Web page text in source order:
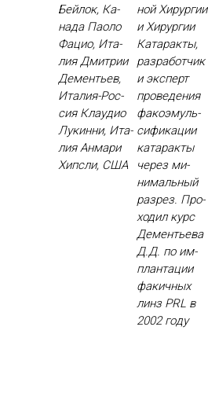
Бей­лок, Ка­
нада Па­оло
Фа­цио, Ита­
лия Дмит­рии
Де­менть­ев,
Ита­лия-Рос­
сия Кла­удио
Лу­кин­ни, Ита­
лия Ан­ма­ри
Хип­сли, США
ной Хи­рур­гии
и Хи­рур­гии
Ка­тарак­ты,
раз­ра­бот­чик
и эк­сперт
про­веде­ния
фа­ко­эмуль­
си­фика­ции
ка­тарак­ты
че­рез ми­
нималь­ный
раз­рез. Про­
ходил курс
Де­менть­ева
Д.Д. по им­
план­та­ции
фа­кич­ных
линз PRL в
2002 го­ду